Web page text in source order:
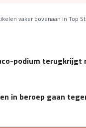
vaker bovenaan in Top
podium terugkrijgt
in beroep gaan